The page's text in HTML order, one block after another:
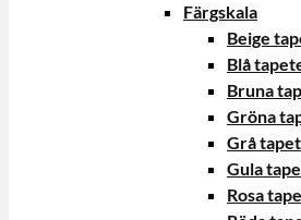
Färgskala
Beige
Blå
Bruna
Gröna
Grå
Gula
Rosa